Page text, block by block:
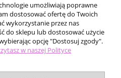
konto
umożliwiają poprawne
dostosować ofertę do Twoich
wykorzystanie przez nas
do sklepu lub dostosować użycie
opcję "Dostosuj zgody".
w naszej Polityce